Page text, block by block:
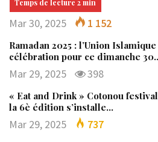
Mar 30, 2025 1 152
Ramadan 2025 : l’Union
célébration pour ce dimanche
Mar 29, 2025 398
« Eat and Drink » Cotonou
la 6è édition s’installe…
Mar 29, 2025 737